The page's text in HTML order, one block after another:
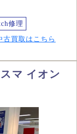
修理
古買取はこちら
マ イオン